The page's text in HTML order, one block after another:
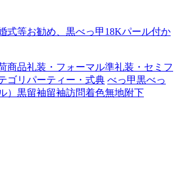
式等お勧め、黒べっ甲18Kパール付か
商品礼装・フォーマル準礼装・セミフ
ゴリ パーティー・式典 べっ甲黒べっ
） 黒留袖留袖訪問着色無地附下